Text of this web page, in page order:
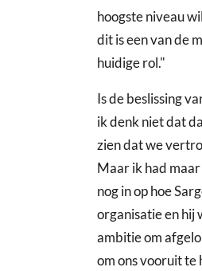
hoogste niveau
dit is een van de
huidige rol."
Is de beslissing
ik denk niet dat
zien dat we
Maar ik had
nog in op hoe
organisatie en hij
ambitie om
om ons vooruit te